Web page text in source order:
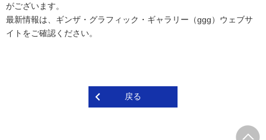
がございます。
最新情報は、ギンザ・グラフィック・ギャラリー（ggg）ウェブサ
イトをご確認ください。
戻る